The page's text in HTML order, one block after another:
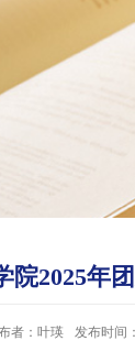
院2025年
者：叶瑛 发布时间